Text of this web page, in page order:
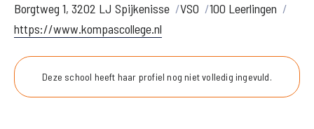
Borgtweg 1, 3202 LJ Spijkenisse VSO
100 Leerlingen
https://www.kompascollege.nl
Deze school heeft haar profiel nog niet volledig ingevuld.